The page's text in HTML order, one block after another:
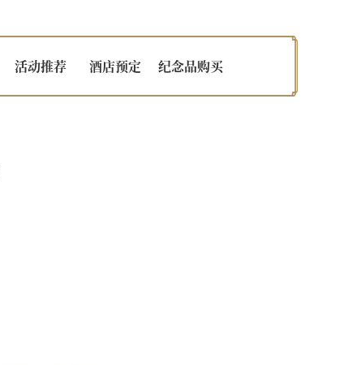
活动推荐 酒店预定 纪念品购买